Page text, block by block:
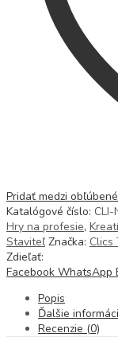
Pridať medzi obľúbené
Katalógové číslo: CLI-
Hry na profesie,
Staviteľ Značka: Clics
Zdieľať:
Facebook WhatsApp
Popis
Ďalšie
Recenzie (0)